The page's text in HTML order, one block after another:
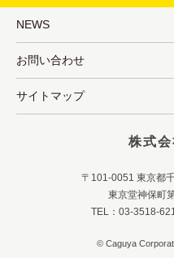
NEWS
お問い合わせ
サイトマップ
株式
〒101-0051 東京都
東京堂神保町
TEL：03-3518-
© Caguya